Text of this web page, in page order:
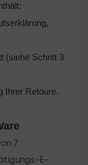
(siehe Schritt 3
Ihrer Retoure.
7
E-